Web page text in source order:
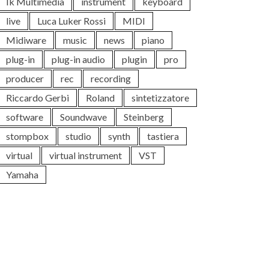
live
Luca Luker Rossi
MIDI
Midiware
music news
piano
plug-in
plug-in audio plugin
pro
producer
rec
recording
Riccardo Gerbi
Roland
sintetizzatore
software
Soundwave
Steinberg
stompbox
studio synth
tastiera
virtual
virtual instrument
VST
Yamaha